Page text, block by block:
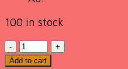
100 in stock
Quantity
Add to cart